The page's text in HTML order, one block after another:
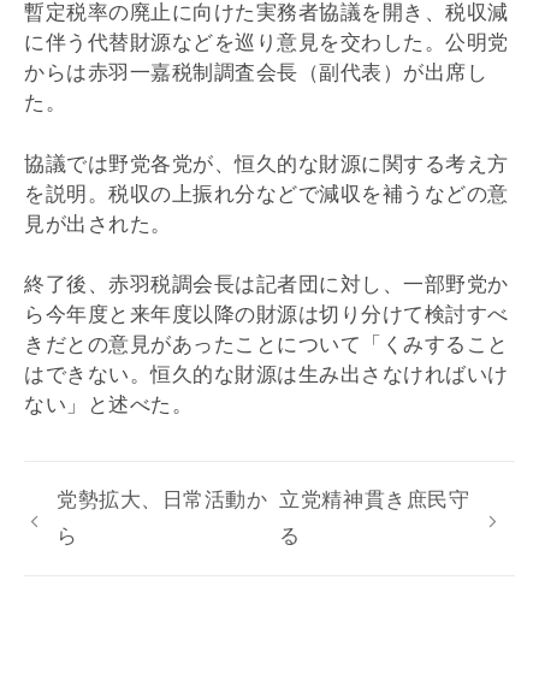
暫定税率の廃止に向けた実務者協議を開き、税収減
に伴う代替財源などを巡り意見を交わした。公明党
からは赤羽一嘉税制調査会長（副代表）が出席し
た。
協議では野党各党が、恒久的な財源に関する考え方
を説明。税収の上振れ分などで減収を補うなどの意
見が出された。
終了後、赤羽税調会長は記者団に対し、一部野党か
ら今年度と来年度以降の財源は切り分けて検討すべ
きだとの意見があったことについて「くみすること
はできない。恒久的な財源は生み出さなければいけ
ない」と述べた。
党勢拡大、日常活動か
ら
立党精神貫き庶民守
る